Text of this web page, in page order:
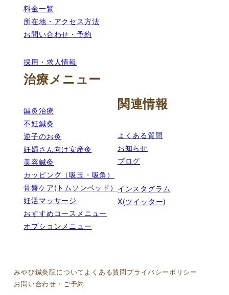
料金一覧
所在地・アクセス方法
お問い合わせ・予約
採用・求人情報
治療メニュー
鍼灸治療
不妊鍼灸
逆子のお灸
妊婦さん向け安産灸
美容鍼灸
カッピング（吸玉・吸角）
骨盤ケア(トムソンベッド）
妊活マッサージ
おすすめコースメニュー
オプションメニュー
関連情報
よくある質問
お知らせ
ブログ
インスタグラム
X(ツイッター)
みやび鍼灸院についてよくある質問プライバシーポリシー
お問い合わせ・ご予約